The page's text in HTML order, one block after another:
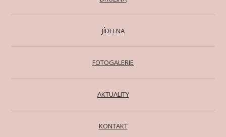
JÍDELNA
FOTOGALERIE
AKTUALITY
KONTAKT